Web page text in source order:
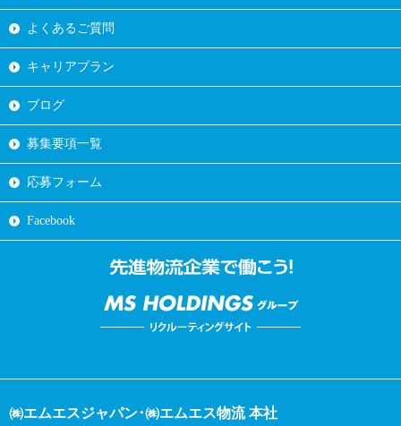
よくあるご質問
キャリアプラン
ブログ
募集要項一覧
応募フォーム
Facebook
㈱エムエスジャパン･㈱エムエス物流 本社